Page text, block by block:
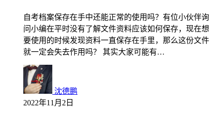
自考档案保存在手中还能正常的使用吗？有位小伙伴询
问小编在平时没有了解文件资料应该如何保存，现在想
要使用的时候发现资料一直保存在手里，那么这份文件
就一定会失去作用吗？ 其实大家可能有…
沈德鹏
2022年11月2日